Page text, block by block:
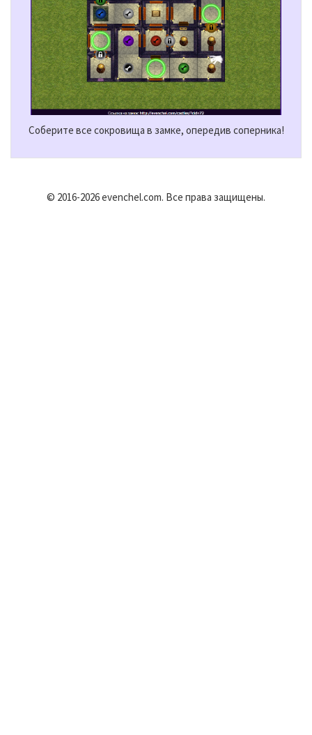
Соберите все сокровища в замке, опередив соперника!
© 2016-2026 evenchel.com. Все права защищены.